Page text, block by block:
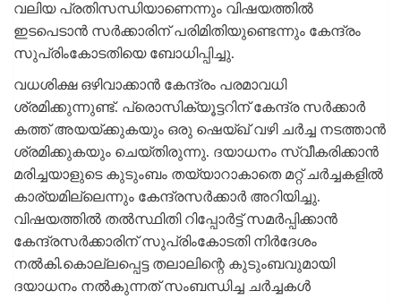
വലിയ പ്രതിസന്ധിയാണെന്നും വിഷയത്തില്‍
ഇടപെടാന്‍ സര്‍ക്കാരിന് പരിമിതിയുണ്ടെന്നും കേന്ദ്രം
സുപ്രിംകോടതിയെ ബോധിപ്പിച്ചു.
വധശിക്ഷ ഒഴിവാക്കാന്‍ കേന്ദ്രം പരമാവധി
ശ്രമിക്കുന്നുണ്ട്. പ്രൊസിക്യൂട്ടറിന് കേന്ദ്ര സര്‍ക്കാര്‍
കത്ത് അയയ്ക്കുകയും ഒരു ഷെയ്ഖ് വഴി ചര്‍ച്ച നടത്താന്‍
ശ്രമിക്കുകയും ചെയ്തിരുന്നു. ദയാധനം സ്വീകരിക്കാന്‍
മരിച്ചയാളുടെ കുടുംബം തയ്യാറാകാതെ മറ്റ് ചര്‍ച്ചകളില്‍
കാര്യമില്ലെന്നും കേന്ദ്രസര്‍ക്കാര്‍ അറിയിച്ചു.
വിഷയത്തില്‍ തല്‍സ്ഥിതി റിപ്പോര്‍ട്ട് സമര്‍പ്പിക്കാന്‍
കേന്ദ്രസര്‍ക്കാരിന് സുപ്രിംകോടതി നിര്‍ദേശം
നല്‍കി.കൊല്ലപ്പെട്ട തലാലിന്റെ കുടുംബവുമായി
ദയാധനം നല്‍കുന്നത് സംബന്ധിച്ച ചര്‍ച്ചകള്‍